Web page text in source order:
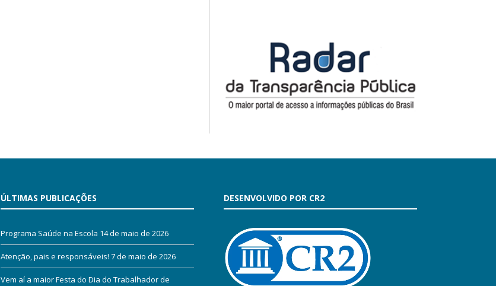
ÚLTIMAS PUBLICAÇÕES
Programa Saúde na Escola 14 de maio de 2026
Atenção, pais e responsáveis! 7 de maio de 2026
Vem aí a maior Festa do Dia do Trabalhador de
DESENVOLVIDO POR CR2